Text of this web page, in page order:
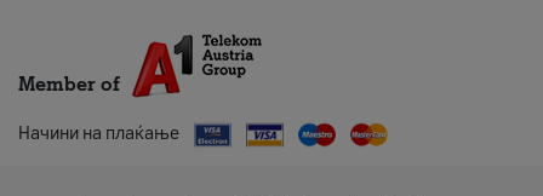
Member of
Начини на плаќање